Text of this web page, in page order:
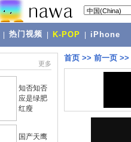
热门视频 K-POP iPhone
更多
知否知否
应是绿肥
红瘦
国产天鹰
首页 >> 前一页 >>